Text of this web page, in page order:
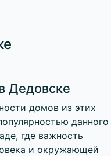
Дедовске
домов из этих
данного
где важность
и окружающей